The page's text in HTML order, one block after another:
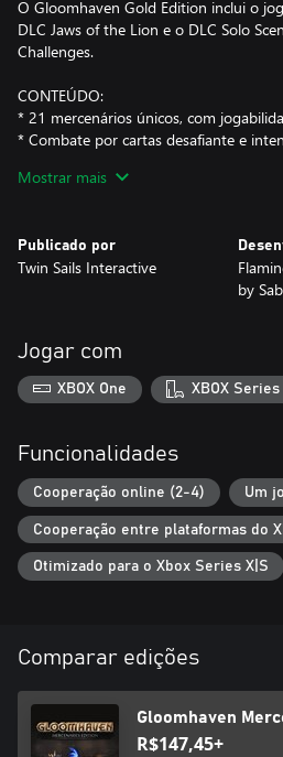
O Gloomhaven Gold Edition inclui o
DLC Jaws of the Lion e o DLC Solo
Challenges.
CONTEÚDO:
* 21 mercenários únicos, com
* Combate por cartas desafiante e
* Mais de 300 cenários únicos,
permanentes
* 60 inimigos e bosses pavorosos
* Joga a solo ou no modo
Jaws of the Lion é um DLC de história
Hatchet, Demolitionist, Red Guard e
história de sangue e abominações
O DLC Solo Scenarios: Mercenary
aterradores, limitados a mercenários
receber itens poderosos e exclusivos.
Mostrar mais
Publicado por
Twin Sails Interactive
by
Jogar com
XBOX One XBOX Series
Funcionalidades
Cooperação online (2-4) Um
Cooperação entre plataformas do
Otimizado para o Xbox Series X|S
Comparar edições
Gloomhaven
R$147,45+